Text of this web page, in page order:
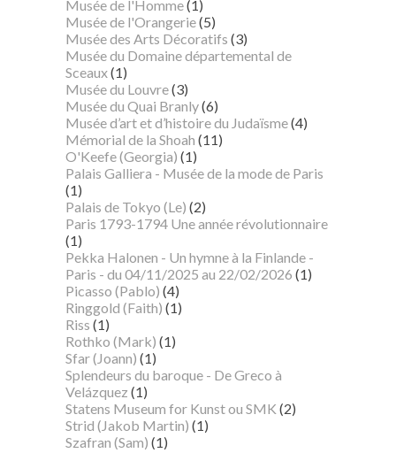
Musée de l'Homme(1)
Musée de l'Orangerie(5)
Musée des Arts Décoratifs (3)
Musée du Domaine départemental de
Sceaux(1)
Musée du Louvre(3)
Musée du Quai Branly(6)
Musée d’art et d’histoire du Judaïsme(4)
Mémorial de la Shoah (11)
O'Keefe (Georgia) (1)
Palais Galliera - Musée de la mode de Paris
(1)
Palais de Tokyo (Le) (2)
Paris 1793-1794 Une année révolutionnaire
(1)
Pekka Halonen - Un hymne à la Finlande -
Paris - du 04/11/2025 au 22/02/2026 (1)
Picasso (Pablo) (4)
Ringgold (Faith) (1)
Riss (1)
Rothko (Mark) (1)
Sfar (Joann) (1)
Splendeurs du baroque - De Greco à
Velázquez (1)
Statens Museum for Kunst ou SMK (2)
Strid (Jakob Martin) (1)
Szafran (Sam) (1)